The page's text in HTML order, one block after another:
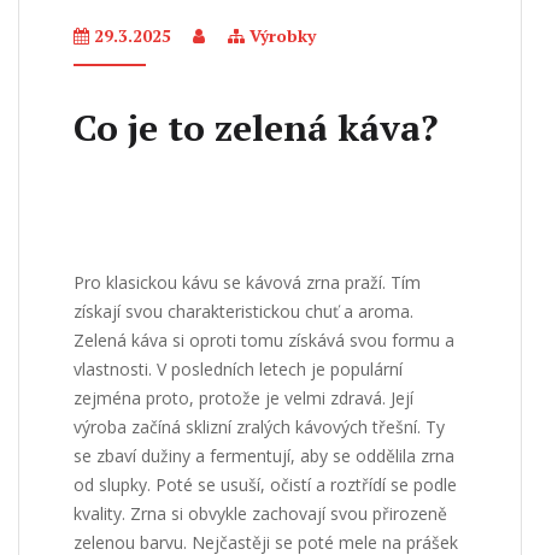
29.3.2025 Výrobky
Co je to zelená káva?
Pro klasickou kávu se kávová zrna praží. Tím
získají svou charakteristickou chuť a aroma.
Zelená káva si oproti tomu získává svou formu a
vlastnosti. V posledních letech je populární
zejména proto, protože je velmi zdravá. Její
výroba začíná sklizní zralých kávových třešní. Ty
se zbaví dužiny a fermentují, aby se oddělila zrna
od slupky. Poté se usuší, očistí a roztřídí se podle
kvality. Zrna si obvykle zachovají svou přirozeně
zelenou barvu. Nejčastěji se poté mele na prášek